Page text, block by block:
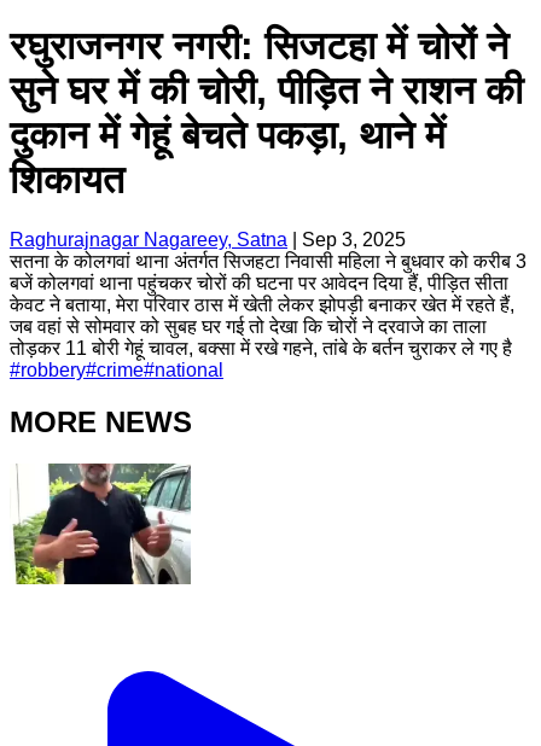
रघुराजनगर नगरी: सिजटहा में चोरों ने
सुने घर में की चोरी, पीड़ित ने राशन की
दुकान में गेहूं बेचते पकड़ा, थाने में
शिकायत
Raghurajnagar Nagareey, Satna
Sep 3, 2025
सतना के कोलगवां थाना अंतर्गत सिजहटा निवासी महिला ने बुधवार को करीब 3
बजें कोलगवां थाना पहुंचकर चोरों की घटना पर आवेदन दिया हैं, पीड़ित सीता
केवट ने बताया, मेरा परिवार ठास में खेती लेकर झोपड़ी बनाकर खेत में रहते हैं,
जब वहां से सोमवार को सुबह घर गई तो देखा कि चोरों ने दरवाजे का ताला
तोड़कर 11 बोरी गेहूं चावल, बक्सा में रखे गहने, तांबे के बर्तन चुराकर ले गए है
#robbery#crime#national
MORE NEWS